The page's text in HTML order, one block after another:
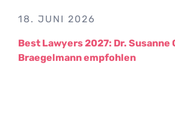
18. JUNI 2026
Best Lawyers 2027: Dr. Susanne
Braegelmann empfohlen